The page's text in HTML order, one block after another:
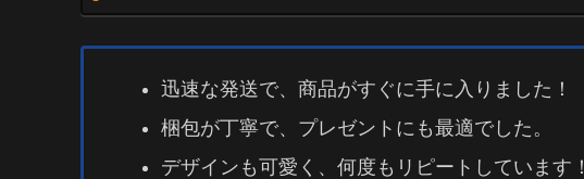
迅速な発送で、商品がすぐに手に入りました！
梱包が丁寧で、プレゼントにも最適でした。
デザインも可愛く、何度もリピートしています！